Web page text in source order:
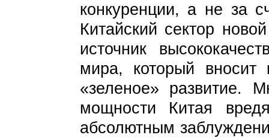
конкуренции, а не за
Китайский сектор
источник
мира, который вносит
«зеленое» развитие.
мощности Китая
абсолютным